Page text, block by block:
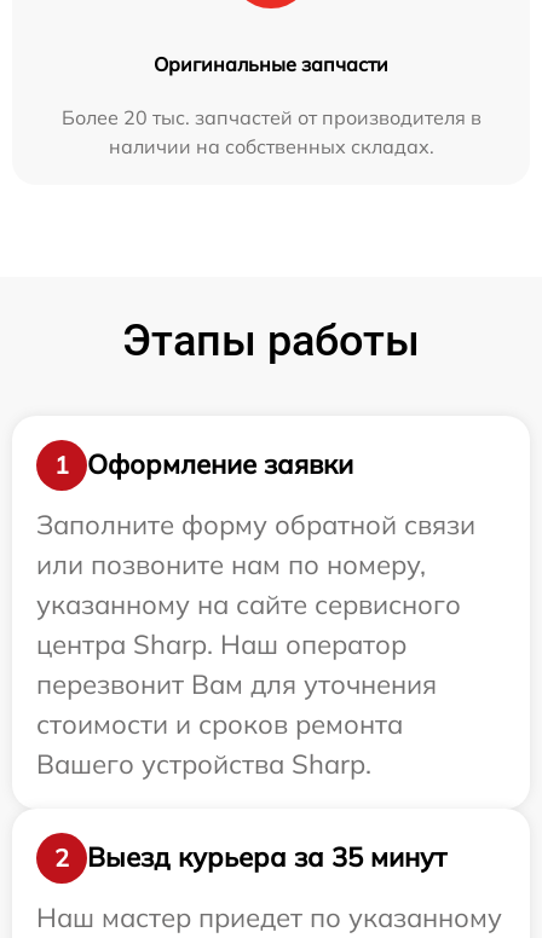
Оригинальные запчасти
Более 20 тыс. запчастей от производителя в
наличии на собственных складах.
Этапы работы
1
Оформление заявки
Заполните форму обратной связи
или позвоните нам по номеру,
указанному на сайте сервисного
центра Sharp. Наш оператор
перезвонит Вам для уточнения
стоимости и сроков ремонта
Вашего устройства Sharp.
2
Выезд курьера за 35 минут
Наш мастер приедет по указанному